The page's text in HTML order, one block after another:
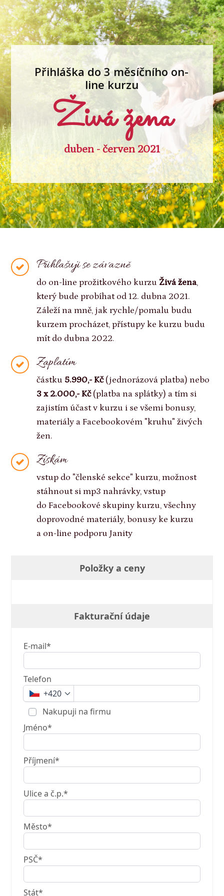
Přihláška do 3 měsíčního on-
line kurzu
Živá žena
duben - červen 2021
Přihlašuji se závazně
do on-line prožitkového kurzu Živá žena,
který bude probíhat od 12. dubna 2021.
Záleží na mně, jak rychle/pomalu budu
kurzem procházet, přístupy ke kurzu budu
mít do dubna 2022.
Zaplatím
částku 5.990,- Kč(jednorázová platba) nebo
3 x 2.000,- Kč(platba na splátky) a tím si
zajistím účast v kurzu i se všemi bonusy,
materiály a Facebookovém "kruhu" živých
žen.
Získám
vstup do "členské sekce" kurzu, možnost
stáhnout si mp3 nahrávky, vstup
do Facebookové skupiny kurzu, všechny
doprovodné materiály, bonusy ke kurzu
a on-line podporu Janity
Položky a ceny
Fakturační údaje
E-mail*
Telefon
+420
Nakupuji na firmu
Jméno*
Příjmení*
Ulice a č.p.*
Město*
PSČ*
Stát*